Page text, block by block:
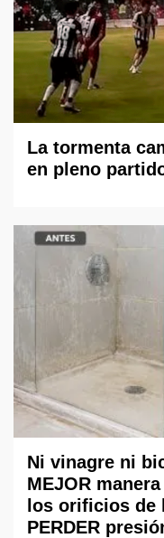
La tormenta
en pleno
Ni vinagre ni
MEJOR
los orificios de
PERDER